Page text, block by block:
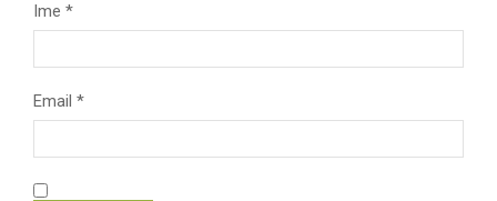
Ime *
Email *